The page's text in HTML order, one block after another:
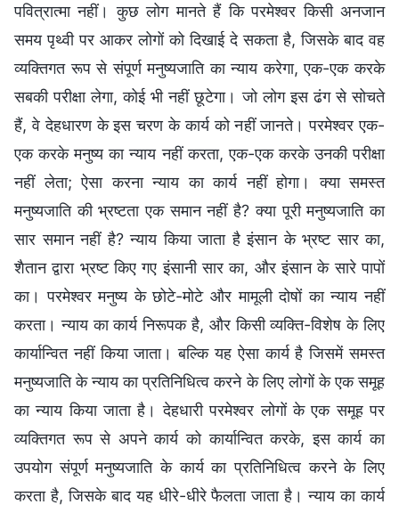
पवित्रात्मा नहीं। कुछ लोग मानते हैं कि परमेश्वर किसी अनजान
समय पृथ्वी पर आकर लोगों को दिखाई दे सकता है, जिसके बाद वह
व्यक्तिगत रूप से संपूर्ण मनुष्यजाति का न्याय करेगा, एक-एक करके
सबकी परीक्षा लेगा, कोई भी नहीं छूटेगा। जो लोग इस ढंग से सोचते
हैं, वे देहधारण के इस चरण के कार्य को नहीं जानते। परमेश्वर एक-
एक करके मनुष्य का न्याय नहीं करता, एक-एक करके उनकी परीक्षा
नहीं लेता; ऐसा करना न्याय का कार्य नहीं होगा। क्या समस्त
मनुष्यजाति की भ्रष्टता एक समान नहीं है? क्या पूरी मनुष्यजाति का
सार समान नहीं है? न्याय किया जाता है इंसान के भ्रष्ट सार का,
शैतान द्वारा भ्रष्ट किए गए इंसानी सार का, और इंसान के सारे पापों
का। परमेश्वर मनुष्य के छोटे-मोटे और मामूली दोषों का न्याय नहीं
करता। न्याय का कार्य निरूपक है, और किसी व्यक्ति-विशेष के लिए
कार्यान्वित नहीं किया जाता। बल्कि यह ऐसा कार्य है जिसमें समस्त
मनुष्यजाति के न्याय का प्रतिनिधित्व करने के लिए लोगों के एक समूह
का न्याय किया जाता है। देहधारी परमेश्वर लोगों के एक समूह पर
व्यक्तिगत रूप से अपने कार्य को कार्यान्वित करके, इस कार्य का
उपयोग संपूर्ण मनुष्यजाति के कार्य का प्रतिनिधित्व करने के लिए
करता है, जिसके बाद यह धीरे-धीरे फैलता जाता है। न्याय का कार्य